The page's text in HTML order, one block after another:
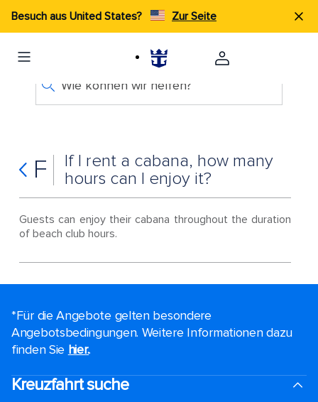
Besuch aus United States? Zur Seite
Wie können wir helfen?
F
If I rent a cabana, how many
hours can I enjoy it?
Guests can enjoy their cabana throughout the duration
of beach club hours.
*Für die Angebote gelten besondere
Angebotsbedingungen. Weitere Informationen dazu
finden Sie hier..
Kreuzfahrt suche